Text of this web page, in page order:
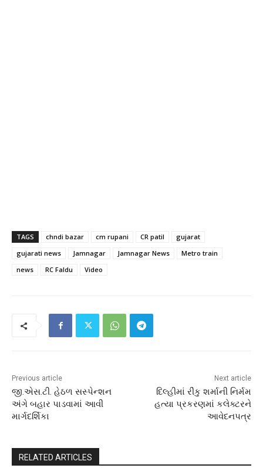
TAGS chndi bazar cm rupani CR patil
gujarat
gujarati news
Jamnagar Jamnagar News
Metro train
news
RC Faldu Video
Previous article
જી.એસ.ટી. હેઠળ સસ્પેન્શન
અંગે બહાર પાડવામાં આવી
માર્ગદર્શિકા
Next article
દિલ્હીમાં રીંકુ શર્માની નિર્મમ
હત્યા પ્રકરણમાં કલેક્ટરને
આવેદનપત્ર
RELATED ARTICLES